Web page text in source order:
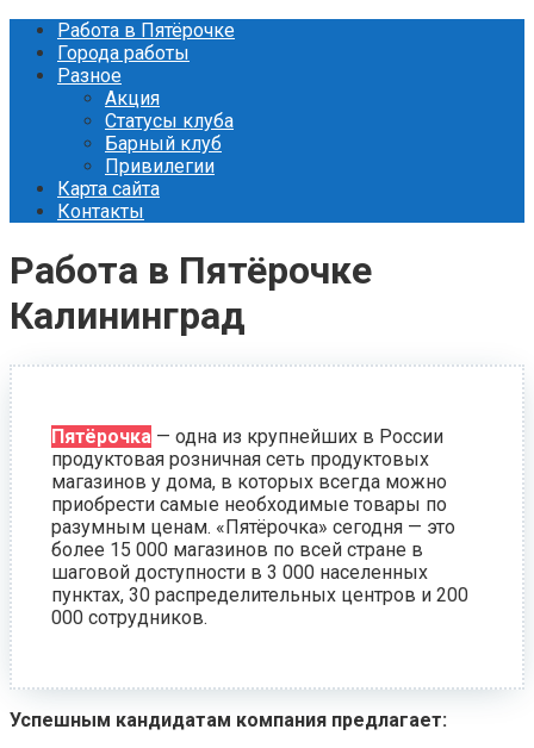
Перейти
контенту
Работа в Пятёрочке
Города работы
Разное
Акция
Статусы клуба
Барный клуб
Привилегии
Карта сайта
Контакты
Работа в Пятёрочке
Калининград
Пятёрочка — одна из крупнейших в России
продуктовая розничная сеть продуктовых
магазинов у дома, в которых всегда можно
приобрести самые необходимые товары по
разумным ценам. «Пятёрочка» сегодня — это
более 15 000 магазинов по всей стране в
шаговой доступности в 3 000 населенных
пунктах, 30 распределительных центров и 200
000 сотрудников.
Успешным кандидатам компания предлагает: